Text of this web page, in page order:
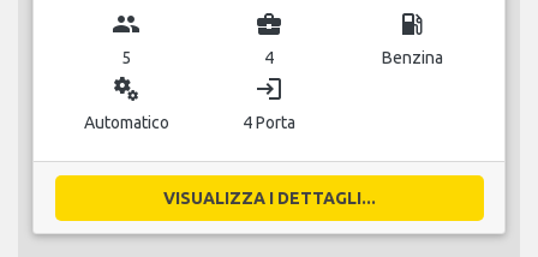
group
5
business_center
4
local_gas_station
Benzina
miscellaneous_services
Automatico
login
4 Porta
VISUALIZZA I DETTAGLI...